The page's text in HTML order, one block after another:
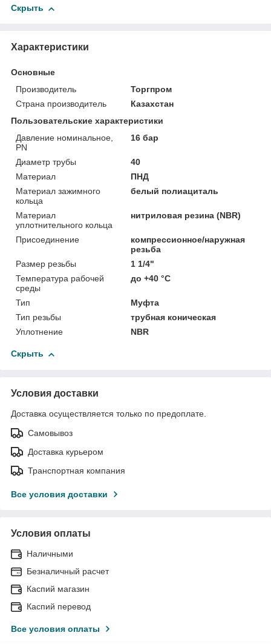
Скрыть
Характеристики
Основные
Производитель
Торгпром
Страна производитель
Казахстан
Пользовательские характеристики
Давление номинальное,
PN
16 бар
Диаметр трубы
40
Материал
ПНД
Материал зажимного
кольца
белый полиациталь
Материал
уплотнительного кольца
нитриловая резина (NBR)
Присоединение
компрессионное/наружная
резьба
Размер резьбы
1 1/4"
Температура рабочей
среды
до +40 °C
Тип
Муфта
Тип резьбы
трубная коническая
Уплотнение
NBR
Скрыть
Условия доставки
Доставка осуществляется только по предоплате.
Самовывоз
Доставка курьером
Транспортная компания
Все условия доставки
Условия оплаты
Наличными
Безналичный расчет
Каспий магазин
Каспий перевод
Все условия оплаты